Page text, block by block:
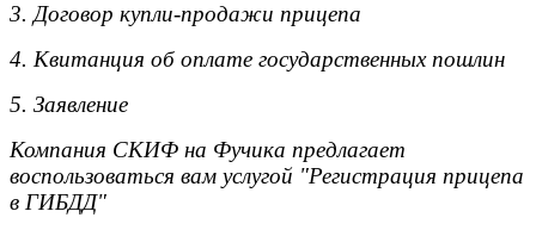
3. Договор купли-продажи прицепа
4. Квитанция об оплате государственных пошлин
5. Заявление
Компания СКИФ на Фучика предлагает
воспользоваться вам услугой "Регистрация прицепа
в ГИБДД"